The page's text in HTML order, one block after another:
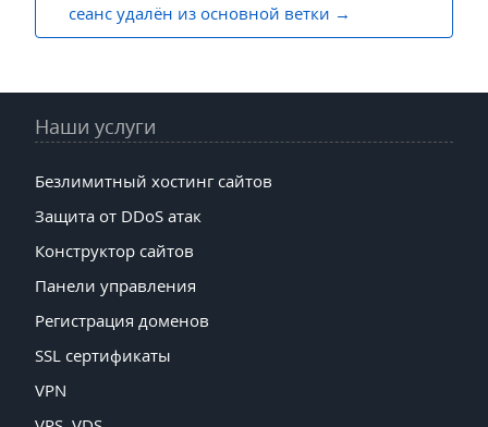
сеанс удалён из основной ветки
Наши услуги
Безлимитный хостинг сайтов
Защита от DDoS атак
Конструктор сайтов
Панели управления
Регистрация доменов
SSL сертификаты
VPN